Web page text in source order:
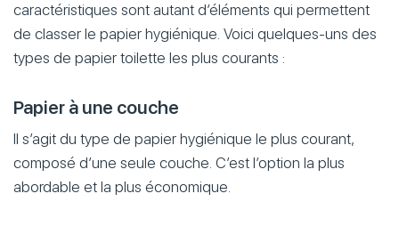
caractéristiques sont autant d’éléments qui permettent
de classer le papier hygiénique. Voici quelques-uns des
types de papier toilette les plus courants :
Papier à une couche
Il s’agit du type de papier hygiénique le plus courant,
composé d’une seule couche. C’est l’option la plus
abordable et la plus économique.